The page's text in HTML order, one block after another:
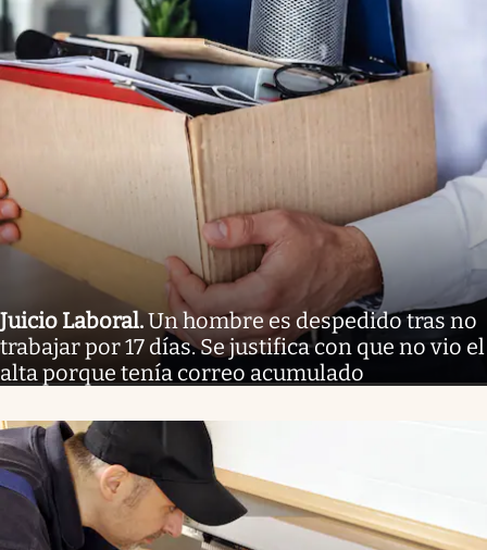
Juicio Laboral.Un hombre es despedido tras no
trabajar por 17 días. Se justifica con que no vio el
alta porque tenía correo acumulado